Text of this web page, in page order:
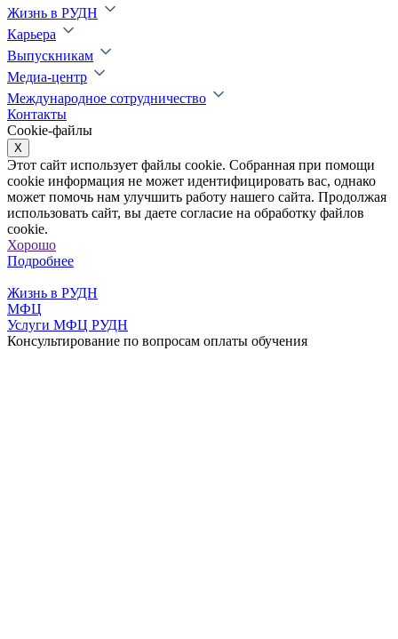
Жизнь в РУДН
Карьера
Выпускникам
Медиа-центр
Международное сотрудничество
Контакты
Cookie-файлы
X
Этот сайт использует файлы cookie. Собранная при помощи
cookie информация не может идентифицировать вас, однако
может помочь нам улучшить работу нашего сайта. Продолжая
использовать сайт, вы даете согласие на обработку файлов
cookie.
Хорошо
Подробнее
Жизнь в РУДН
МФЦ
Услуги МФЦ РУДН
Консультирование по вопросам оплаты обучения